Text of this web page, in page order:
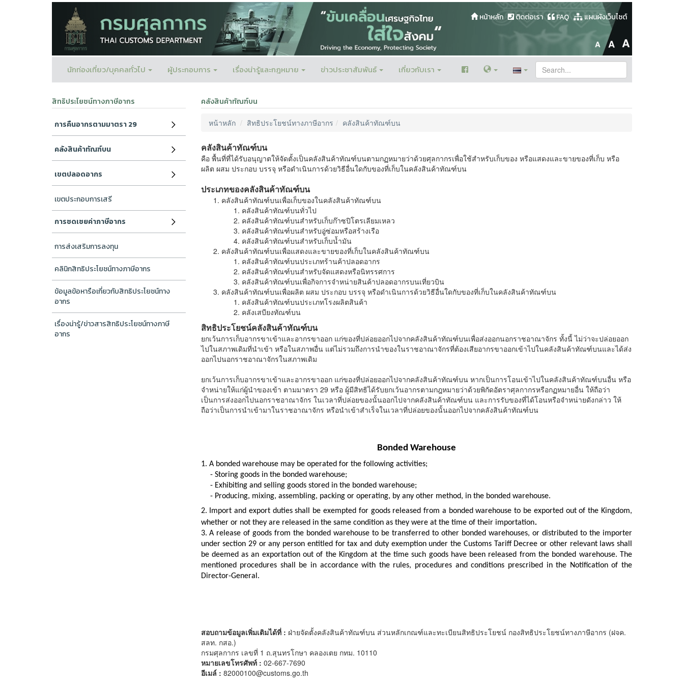
หน้าหลัก ติดต่อเรา FAQ แผนผังเว็บไซต์
นักท่องเที่ยว/บุคคลทั่วไป ผู้ประกอบการ เรื่องน่ารู้และกฎหมาย ข่าวประชาสัมพันธ์ เกี่ยวกับเรา
สิทธิประโยชน์ทางภาษีอากร
การคืนอากรตามมาตรา 29
คลังสินค้าทัณฑ์บน
เขตปลอดอากร
เขตประกอบการเสรี
การชดเชยค่าภาษีอากร
การส่งเสริมการลงทุน
คลินิกสิทธิประโยชน์ทางภาษีอากร
ข้อมูลข้อหารือเกี่ยวกับสิทธิประโยชน์ทาง
อากร
เรื่องน่ารู้/ข่าวสารสิทธิประโยชน์ทางภาษี
อากร
คลังสินค้าทัณฑ์บน
หน้าหลัก สิทธิประโยชน์ทางภาษีอากร คลังสินค้าทัณฑ์บน
คลังสินค้าทัณฑ์บน
คือ พื้นที่ที่ได้รับอนุญาตให้จัดตั้งเป็นคลังสินค้าทัณฑ์บนตามกฏหมายว่าด้วยศุลกากรเพื่อใช้สำหรับเก็บของ หรือแสดงและขายของที่เก็บ หรือ
ผลิต ผสม ประกอบ บรรจุ หรือดำเนินการด้วยวิธีอื่นใดกับของที่เก็บในคลังสินค้าทัณฑ์บน
ประเภทของคลังสินค้าทัณฑ์บน
คลังสินค้าทัณฑ์บนเพื่อเก็บของในคลังสินค้าทัณฑ์บน
คลังสินค้าทัณฑ์บนทั่วไป
คลังสินค้าทัณฑ์บนสำหรับเก็บก๊าซปิโตรเลียมเหลว
คลังสินค้าทัณฑ์บนสำหรับอู่ซ่อมหรือสร้างเรือ
คลังสินค้าทัณฑ์บนสำหรับเก็บน้ำมัน
คลังสินค้าทัณฑ์บนเพื่อแสดงและขายของที่เก็บในคลังสินค้าทัณฑ์บน
คลังสินค้าทัณฑ์บนประเภทร้านค้าปลอดอากร
คลังสินค้าทัณฑ์บนสำหรับจัดแสดงหรือนิทรรศการ
คลังสินค้าทัณฑ์บนเพื่อกิจการจำหน่ายสินค้าปลอดอากรบนเที่ยวบิน
คลังสินค้าทัณฑ์บนเพื่อผลิต ผสม ประกอบ บรรจุ หรือดำเนินการด้วยวิธีอื่นใดกับของที่เก็บในคลังสินค้าทัณฑ์บน
คลังสินค้าทัณฑ์บนประเภทโรงผลิตสินค้า
คลังเสบียงทัณฑ์บน
สิทธิประโยชน์คลังสินค้าทัณฑ์บน
ยกเว้นการเก็บอากรขาเข้าและอากรขาออก แก่ของที่ปล่อยออกไปจากคลังสินค้าทัณฑ์บนเพื่อส่งออกนอกราชอาณาจักร ทั้งนี้ ไม่ว่าจะปล่อยออก
ไปในสภาพเดิมที่นำเข้า หรือในสภาพอื่น แต่ไม่รวมถึงการนำของในราชอาณาจักรที่ต้องเสียอากรขาออกเข้าไปในคลังสินค้าทัณฑ์บนและได้ส่ง
ออกไปนอกราชอาณาจักรในสภาพเดิม
ยกเว้นการเก็บอากรขาเข้าและอากรขาออก แก่ของที่ปล่อยออกไปจากคลังสินค้าทัณฑ์บน หากเป็นการโอนเข้าไปในคลังสินค้าทัณฑ์บนอื่น หรือ
จำหน่ายให้แก่ผู้นำของเข้า ตามมาตรา 29 หรือ ผู้มีสิทธิได้รับยกเว้นอากรตามกฎหมายว่าด้วยพิกัดอัตราศุลกากรหรือกฏหมายอื่น ให้ถือว่า
เป็นการส่งออกไปนอกราชอาณาจักร ในเวลาที่ปล่อยของนั้นออกไปจากคลังสินค้าทัณฑ์บน และการรับของที่ได้โอนหรือจำหน่ายดังกล่าว ให้
ถือว่าเป็นการนำเข้ามาในราชอาณาจักร หรือนำเข้าสำเร็จในเวลาที่ปล่อยของนั้นออกไปจากคลังสินค้าทัณฑ์บน
Bonded Warehouse
1. A bonded warehouse may be operated for the following activities;
- Storing goods in the bonded warehouse;
- Exhibiting and selling goods stored in the bonded warehouse;
- Producing, mixing, assembling, packing or operating, by any other method, in the bonded warehouse.
2. Import and export duties shall be exempted for goods released from a bonded warehouse to be exported out of the Kingdom,
whether or not they are released in the same condition as they were at the time of their importation.
3. A release of goods from the bonded warehouse to be transferred to other bonded warehouses, or distributed to the importer
under section 29 or any person entitled for tax and duty exemption under the Customs Tariff Decree or other relevant laws shall
be deemed as an exportation out of the Kingdom at the time such goods have been released from the bonded warehouse. The
mentioned procedures shall be in accordance with the rules, procedures and conditions prescribed in the Notification of the
Director-General.
สอบถามข้อมูลเพิ่มเติมได้ที่ : ฝ่ายจัดตั้งคลังสินค้าทัณฑ์บน ส่วนหลักเกณฑ์และทะเบียนสิทธิประโยชน์ กองสิทธิประโยชน์ทางภาษีอากร (ฝจค.
สลท. กสอ.)
กรมศุลกากร เลขที่ 1 ถ.สุนทรโกษา คลองเตย กทม. 10110
หมายเลขโทรศัพท์ : 02-667-7690
อีเมล์ : 82000100@customs.go.th